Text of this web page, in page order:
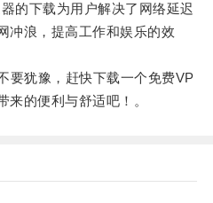
下载为用户解决了网络延迟
冲浪，提高工作和娱乐的效
犹豫，赶快下载一个免费VP
来的便利与舒适吧！。